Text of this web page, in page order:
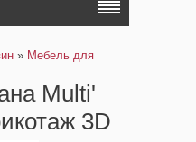
» Мебель для
Multi'
3D